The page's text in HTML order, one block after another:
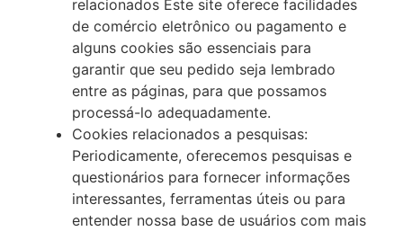
relacionados Este site oferece facilidades
de comércio eletrônico ou pagamento e
alguns cookies são essenciais para
garantir que seu pedido seja lembrado
entre as páginas, para que possamos
processá-lo adequadamente.
Cookies relacionados a pesquisas:
Periodicamente, oferecemos pesquisas e
questionários para fornecer informações
interessantes, ferramentas úteis ou para
entender nossa base de usuários com mais